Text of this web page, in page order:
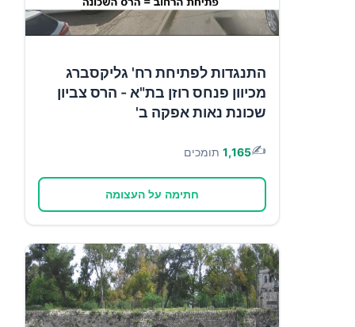
התנגדות לפתיחת רח' גליקסברג
מכיוון פנחס רוזן בת"א - הרס צביון
שכונת נאות אפקה ב'
✍️
1,165 תומכים
חתימה על העצומה